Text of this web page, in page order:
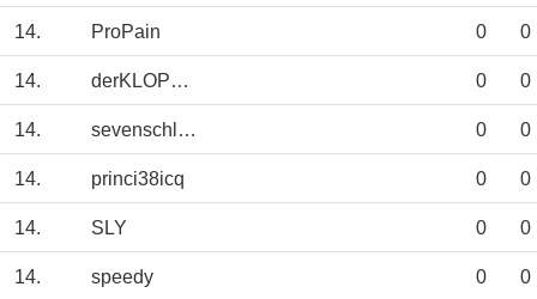
14. ProPain 0 0
14. derKLOPPeffekt 0 0
14. sevenschlumpf 0 0
14. princi38icq 0 0
14. SLY 0 0
14. speedy 0 0